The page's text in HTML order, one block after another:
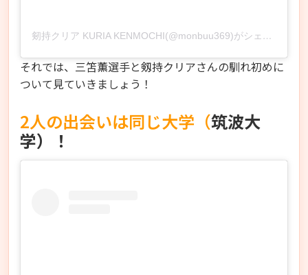
剱持クリア KURIA KENMOCHI(@monbuu369)がシェアした投稿
それでは、三笘薫選手と剱持クリアさんの馴れ初めに
ついて見ていきましょう！
2人の出会いは同じ大学（筑波大
学）！